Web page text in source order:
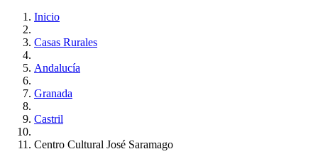
Inicio
Casas Rurales
Andalucía
Granada
Castril
Centro Cultural José Saramago